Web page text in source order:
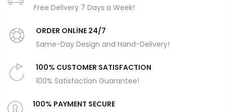
Free Delivery 7 Days a Week!
ORDER ONLİNE 24/7
Same-Day Design and Hand-Delivery!
100% CUSTOMER SATISFACTION
100% Satisfaction Guarantee!
100% PAYMENT SECURE